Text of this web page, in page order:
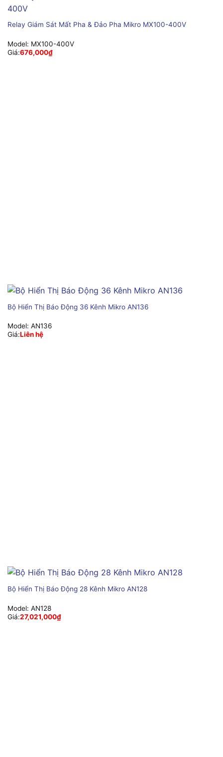
Relay Giám Sát Mất Pha & Đảo Pha Mikro MX100-400V
Model: MX100-400V
Giá:676,000₫
Bộ Hiển Thị Báo Động 36 Kênh Mikro AN136
Model: AN136
Giá:Liên hệ
Bộ Hiển Thị Báo Động 28 Kênh Mikro AN128
Model: AN128
Giá:27,021,000₫